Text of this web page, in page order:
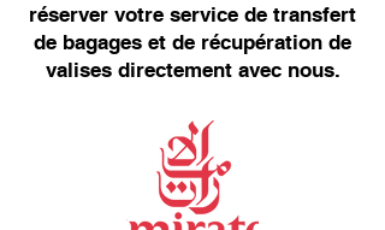
réserver votre service de transfert
de bagages et de récupération de
valises directement avec nous.